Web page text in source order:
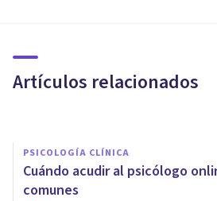
Artículos relacionados
tratar la ansiedad
PSICOLOGÍA CLÍNICA
​Cuándo acudir al psicólogo
comunes